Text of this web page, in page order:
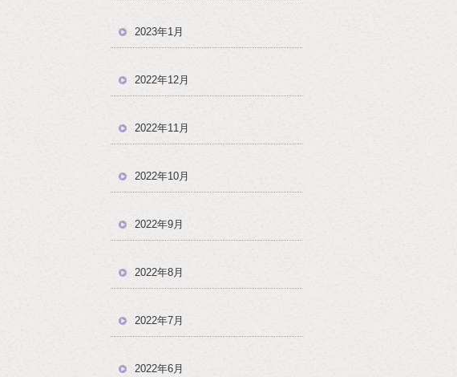
2023年1月
2022年12月
2022年11月
2022年10月
2022年9月
2022年8月
2022年7月
2022年6月